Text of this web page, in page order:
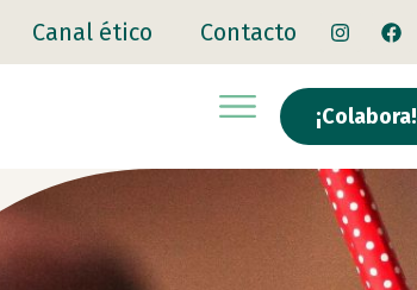
Canal ético Contacto
¡Colabora!